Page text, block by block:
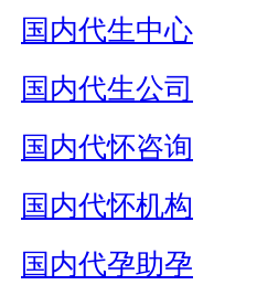
国内代生中心
国内代生公司
国内代怀咨询
国内代怀机构
国内代孕助孕